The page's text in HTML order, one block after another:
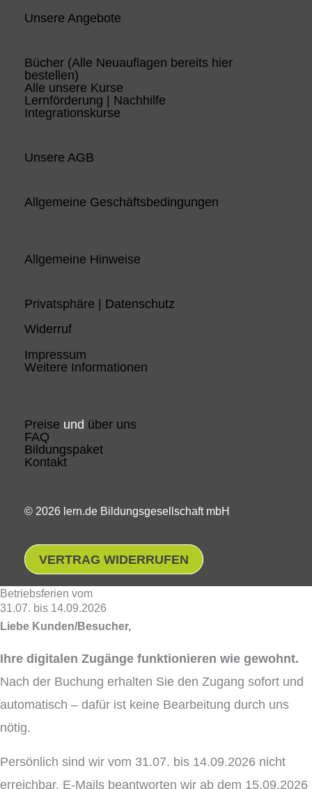
Unsere Angebote
Bücher (Alle Neuauflagen bereits hier
bestellen)
Alle unsere Kurse
Lernförderung | Nachhilfe
Integrationskurse
Unsere AGB
Allgemeine Geschäftsbedingungen
Allgemeine Hinweise
Privatsphäre | Datenschutz
Widerruf
Impressum
Weitere Informationen
Preise und über uns
FAQ
Bildungspaket
Kontakt
© 2026 lern.de Bildungsgesellschaft mbH
VERTRAG WIDERRUFEN
Betriebsferien vom
31.07. bis 14.09.2026
Liebe Kunden/Besucher,
Ihre digitalen Zugänge funktionieren wie gewohnt.
Nach der Buchung erhalten Sie den Zugang sofort und
automatisch – dafür ist keine Bearbeitung durch uns
nötig.
Persönlich sind wir vom 31.07. bis 14.09.2026 nicht
erreichbar. E-Mails beantworten wir ab dem 15.09.2026